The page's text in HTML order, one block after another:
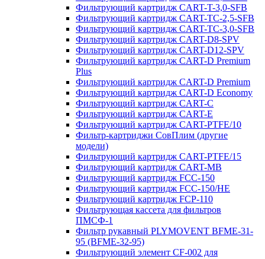
Фильтрующий картридж CART-T-3,0-SFB
Фильтрующий картридж CART-TC-2,5-SFB
Фильтрующий картридж CART-TC-3,0-SFB
Фильтрующий картридж CART-D8-SPV
Фильтрующий картридж CART-D12-SPV
Фильтрующий картридж CART-D Premium
Plus
Фильтрующий картридж CART-D Premium
Фильтрующий картридж CART-D Economy
Фильтрующий картридж CART-C
Фильтрующий картридж CART-E
Фильтрующий картридж CART-PTFE/10
Фильтр-картриджи СовПлим (другие
модели)
Фильтрующий картридж CART-PTFE/15
Фильтрующий картридж CART-MB
Фильтрующий картридж FCC-150
Фильтрующий картридж FCC-150/HE
Фильтрующий картридж FCP-110
Фильтрующая кассета для фильтров
ПМСФ-1
Фильтр рукавный PLYMOVENT BFME-31-
95 (BFME-32-95)
Фильтрующий элемент CF-002 для